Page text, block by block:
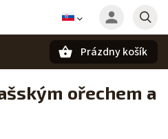
Prázdny košík
ořechem a